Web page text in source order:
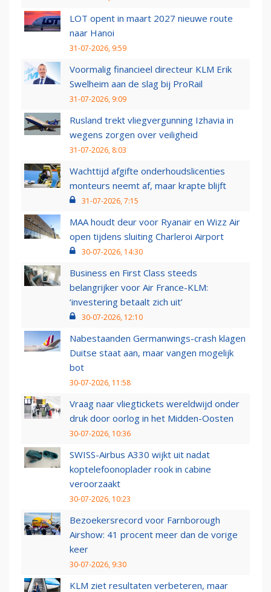
LOT opent in maart 2027 nieuwe route
naar Hanoi
31-07-2026, 9:59
Voormalig financieel directeur KLM Erik
Swelheim aan de slag bij ProRail
31-07-2026, 9:09
Rusland trekt vliegvergunning Izhavia in
wegens zorgen over veiligheid
31-07-2026, 8:03
Wachttijd afgifte onderhoudslicenties
monteurs neemt af, maar krapte blijft
31-07-2026, 7:15
MAA houdt deur voor Ryanair en Wizz Air
open tijdens sluiting Charleroi Airport
30-07-2026, 14:30
Business en First Class steeds
belangrijker voor Air France-KLM:
‘investering betaalt zich uit’
30-07-2026, 12:10
Nabestaanden Germanwings-crash klagen
Duitse staat aan, maar vangen mogelijk
bot
30-07-2026, 11:58
Vraag naar vliegtickets wereldwijd onder
druk door oorlog in het Midden-Oosten
30-07-2026, 10:36
SWISS-Airbus A330 wijkt uit nadat
koptelefoonoplader rook in cabine
veroorzaakt
30-07-2026, 10:23
Bezoekersrecord voor Farnborough
Airshow: 41 procent meer dan de vorige
keer
30-07-2026, 9:30
KLM ziet resultaten verbeteren, maar